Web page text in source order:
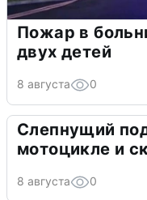
Пожар в
двух детей
8 августа 0
Слепнущий
мотоцикле и
8 августа 0